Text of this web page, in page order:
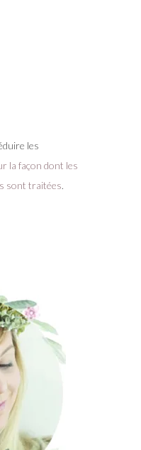
les
la façon dont les
sont traitées.